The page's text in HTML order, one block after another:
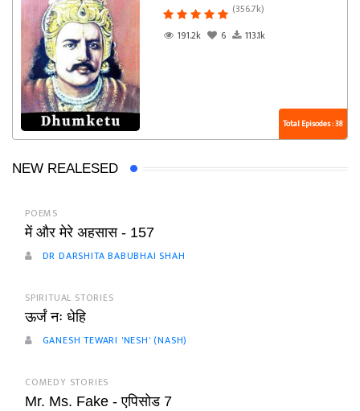
(356.7k)
191.2k
6 113.1k
Total Episodes : 38
NEW REALESED
POEMS
में और मेरे अहसास - 157
DR DARSHITA BABUBHAI SHAH
SPIRITUAL STORIES
ऊर्जं नः धेहि
GANESH TEWARI 'NESH' (NASH)
COMEDY STORIES
Mr. Ms. Fake - एपिसोड 7